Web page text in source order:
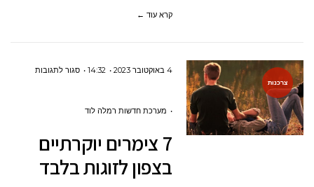
קרא עוד ←
צרכנות
4 באוקטובר 2023 14:32 סגור לתגובותעל
מערכת חדשות רמלה לוד
7 צימרים יוקרתיים
בצפון לזוגות בלבד